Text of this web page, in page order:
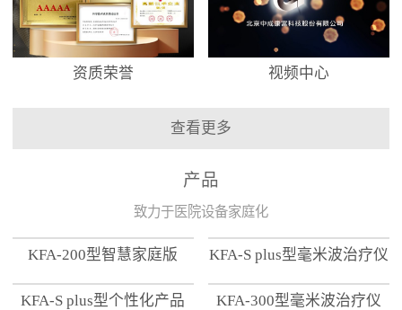
资质荣誉 视频中心
查看更多
产品
致力于医院设备家庭化
KFA-200型智慧家庭版 KFA-S plus型毫米波治疗仪
KFA-S plus型个性化产品
KFA-300型毫米波治疗仪